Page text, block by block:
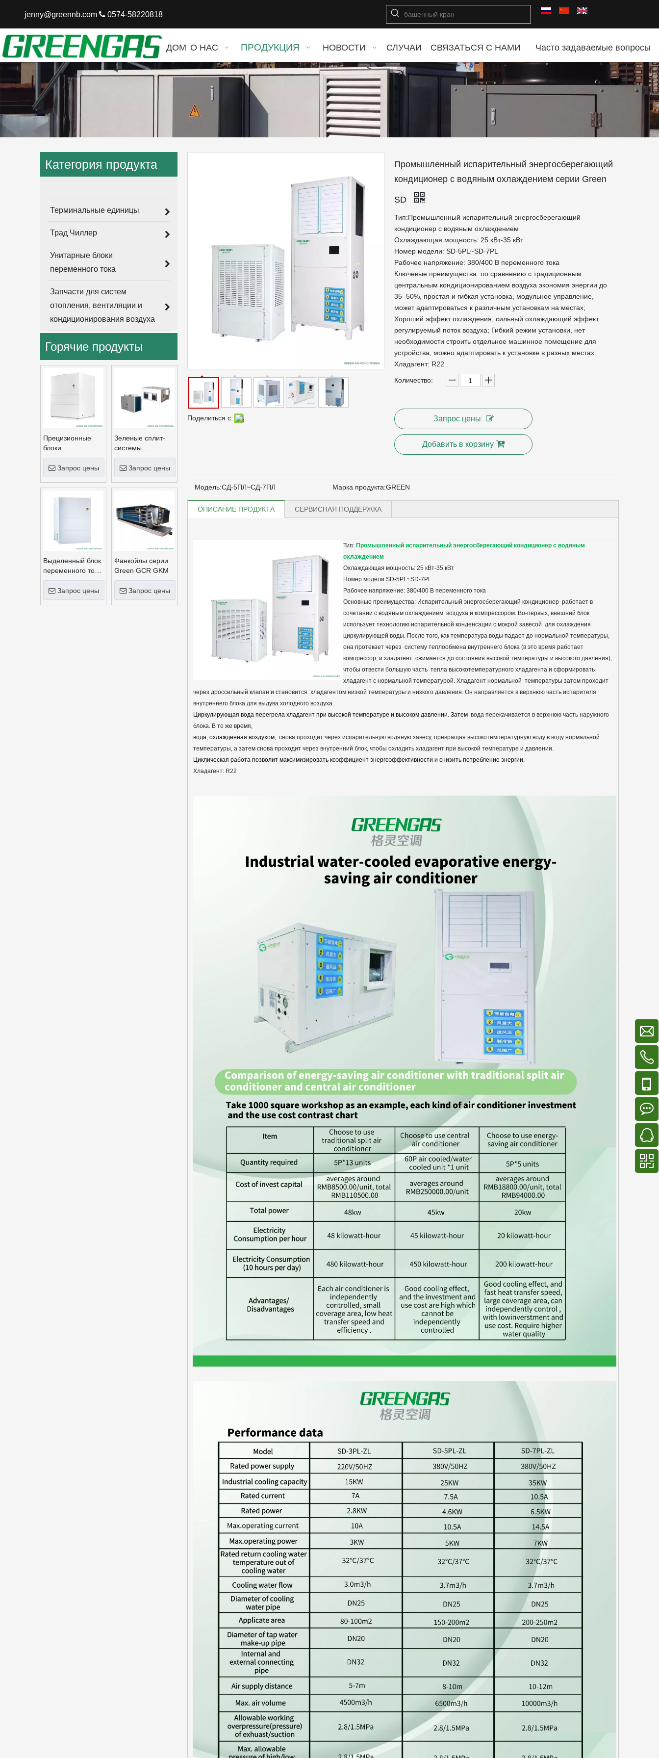
jenny@greennb.com  0574-58220818
ДОМ О НАС ПРОДУКЦИЯ НОВОСТИ СЛУЧАИ СВЯЗАТЬСЯ С НАМИ Часто задаваемые вопросы
Категория продукта
Терминальные единицы
Трад Чиллер
Унитарные блоки
переменного тока
Запчасти для систем
отопления, вентиляции и
кондиционирования воздуха
Горячие продукты
Прецизионные
блоки
переменного тока
с воздушным
охлаждением
серии Green
GACH
Запрос цены
Зеленые сплит-
системы
канального типа
серии GSA с
воздушным
охлаждением
Запрос цены
Выделенный блок
переменного тока
серии Green
GYLF для ИТ-
помещений
Запрос цены
Фанкойлы серии
Green GCR GKM
Запрос цены
Поделиться с:
Промышленный испарительный энергосберегающий
кондиционер с водяным охлаждением серии Green
SD
Тип:Промышленный испарительный энергосберегающий
кондиционер с водяным охлаждением
Охлаждающая мощность: 25 кВт-35 кВт
Номер модели: SD-5PL~SD-7PL
Рабочее напряжение: 380/400 В переменного тока
Ключевые преимущества: по сравнению с традиционным
центральным кондиционированием воздуха экономия энергии до
35–50%, простая и гибкая установка, модульное управление,
может адаптироваться к различным установкам на местах;
Хороший эффект охлаждения, сильный охлаждающий эффект,
регулируемый поток воздуха; Гибкий режим установки, нет
необходимости строить отдельное машинное помещение для
устройства, можно адаптировать к установке в разных местах.
Хладагент: R22
Количество:
Запрос цены
Добавить в корзину
Модель:СД-5ПЛ~СД-7ПЛ Марка продукта:GREEN
ОПИСАНИЕ ПРОДУКТА СЕРВИСНАЯ ПОДДЕРЖКА
Тип: Промышленный испарительный энергосберегающий кондиционер с водяным
охлаждением
Охлаждающая мощность: 25 кВт-35 кВт
Номер модели:SD-5PL~SD-7PL
Рабочее напряжение: 380/400 В переменного тока
Основные преимущества: Испарительный энергосберегающий кондиционер работает в
сочетании с водяным охлаждением воздуха и компрессором. Во-первых, внешний блок
использует технологию испарительной конденсации с мокрой завесой для охлаждения
циркулирующей воды. После того, как температура воды падает до нормальной температуры,
она протекает через систему теплообмена внутреннего блока (в это время работает
компрессор, и хладагент сжимается до состояния высокой температуры и высокого давления),
чтобы отвести большую часть тепла высокотемпературного хладагента и сформировать
хладагент с нормальной температурой. Хладагент нормальной температуры затем проходит
через дроссельный клапан и становится хладагентом низкой температуры и низкого давления. Он направляется в верхнюю часть испарителя
внутреннего блока для выдува холодного воздуха.
Циркулирующая вода перегрела хладагент при высокой температуре и высоком давлении. Затем вода перекачивается в верхнюю часть наружного
блока. В то же время,
вода, охлажденная воздухом, снова проходит через испарительную водяную завесу, превращая высокотемпературную воду в воду нормальной
температуры, а затем снова проходит через внутренний блок, чтобы охладить хладагент при высокой температуре и давлении.
Циклическая работа позволит максимизировать коэффициент энергоэффективности и снизить потребление энергии.
Хладагент: R22